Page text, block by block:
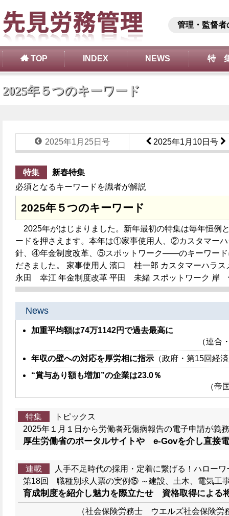
管理・監督者
TOP INDEX NEWS 特
2025年５つのキーワード
2025年1月25日号 2025年1月10日号
特集
新春特集
必須となるキーワードを識者が解説
2025年５つのキーワード
2025年がはじまりました。新年最初の特集は毎年恒例
ードを押さえます。本年は①家事使用人、②カスタマー
針、④年金制度改革、⑤スポットワーク――のキーワード
だきました。 家事使用人 濱口 桂一郎 カスタマーハラ
永田 幸江 年金制度改革 平田 未緒 スポットワーク 岸
News
加重平均額は74万1142円で過去最高に
（連合
年収の壁への対応を厚労相に指示 （政府・第15回経
“賞与あり額も増加”の企業は23.0％
（帝
特集
トピックス
2025年１月１日から労働者死傷病報告の電子申請が義
厚生労働省のポータルサイトや e-Govを介し直接
連載
人手不足時代の採用・定着に繋げる！ハローワ
第18回 職種別求人票の実例⑮ ～建設、土木、電気工
育成制度を紹介し魅力を際立たせ 資格取得による
（社会保険労務士 ウエルズ社会保険